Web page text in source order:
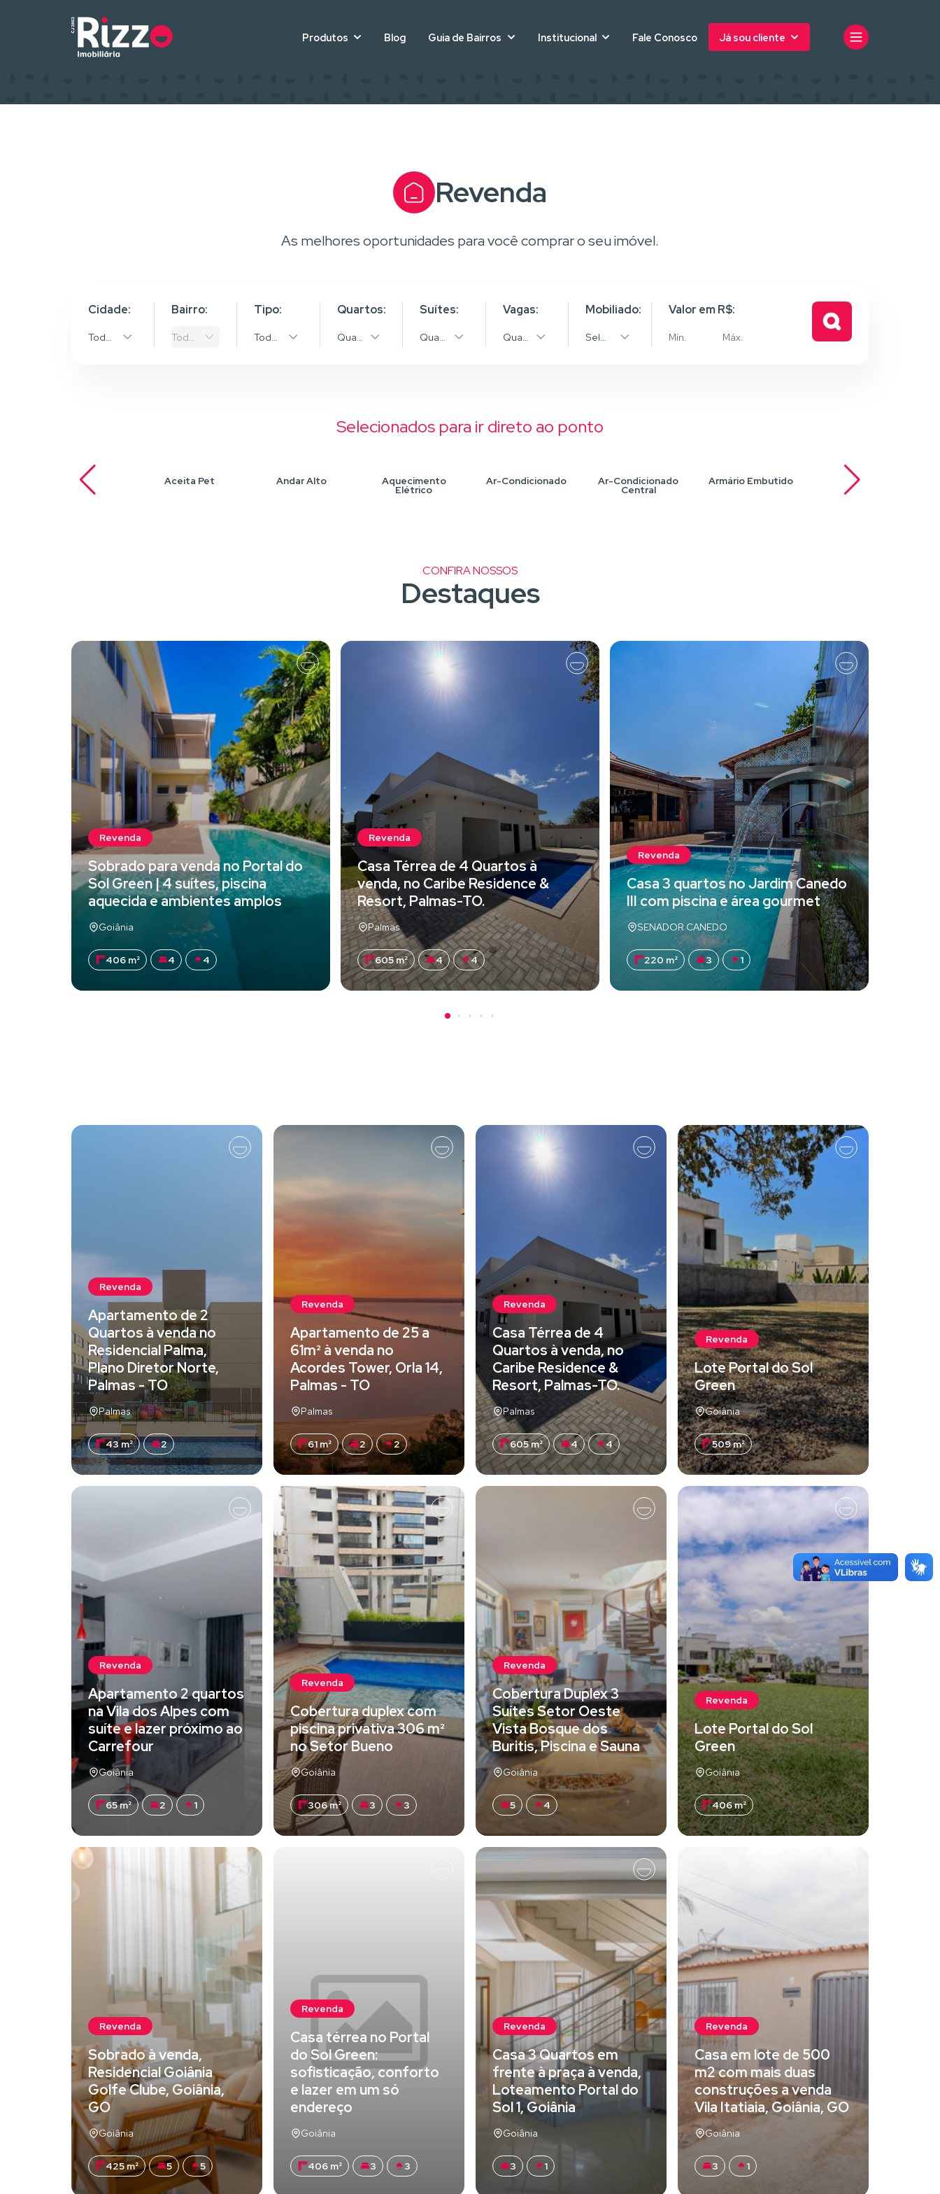
Produtos Blog Guia de Bairros Institucional Fale Conosco Já sou cliente
Revenda
As melhores oportunidades para você comprar o seu imóvel.
Cidade:
Todas as Cidades
Bairro:
Todos os bairros
Tipo:
Todos os Tipos
Quartos:
Quantidade
Suítes:
Quantidade
Vagas:
Quantidade
Mobiliado:
Selecione
Valor em R$:
Selecionados para ir direto ao ponto
Aceita Pet Andar Alto Aquecimento
Elétrico
Ar-Condicionado Ar-Condicionado
Central
Armário Embutido Armários planejados
na cozinha
CONFIRA NOSSOS
Destaques
Revenda
Sobrado para venda no Portal do
Sol Green | 4 suítes, piscina
aquecida e ambientes amplos
Goiânia
406 m² 4 4
Revenda
Casa Térrea de 4 Quartos à
venda, no Caribe Residence &
Resort, Palmas-TO.
Palmas
605 m² 4 4
Revenda
Casa 3 quartos no Jardim Canedo
III com piscina e área gourmet
SENADOR CANEDO
220 m² 3 1
Revenda
Apartamento de 2
Quartos à venda no
Residencial Palma,
Plano Diretor Norte,
Palmas - TO
Palmas
43 m² 2
Revenda
Apartamento de 25 a
61m² à venda no
Acordes Tower, Orla 14,
Palmas - TO
Palmas
61 m² 2 2
Revenda
Casa Térrea de 4
Quartos à venda, no
Caribe Residence &
Resort, Palmas-TO.
Palmas
605 m² 4 4
Revenda
Lote Portal do Sol
Green
Goiânia
509 m²
Revenda
Apartamento 2 quartos
na Vila dos Alpes com
suíte e lazer próximo ao
Carrefour
Goiânia
65 m² 2 1
Revenda
Cobertura duplex com
piscina privativa 306 m²
no Setor Bueno
Goiânia
306 m² 3 3
Revenda
Cobertura Duplex 3
Suítes Setor Oeste
Vista Bosque dos
Buritis, Piscina e Sauna
Goiânia
5 4
Revenda
Lote Portal do Sol
Green
Goiânia
406 m²
Revenda
Sobrado à venda,
Residencial Goiânia
Golfe Clube, Goiânia,
GO
Goiânia
425 m² 5 5
Revenda
Casa térrea no Portal
do Sol Green:
sofisticação, conforto
e lazer em um só
endereço
Goiânia
406 m² 3 3
Revenda
Casa 3 Quartos em
frente à praça à venda,
Loteamento Portal do
Sol 1, Goiânia
Goiânia
3 1
Revenda
Casa em lote de 500
m2 com mais duas
construções a venda
Vila Itatiaia, Goiânia, GO
Goiânia
3 1